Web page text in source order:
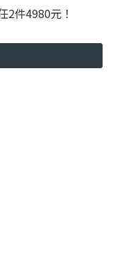
2件4980元！